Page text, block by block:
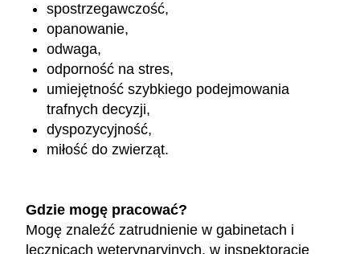
spostrzegawczość,
opanowanie,
odwaga,
odporność na stres,
umiejętność szybkiego podejmowania
trafnych decyzji,
dyspozycyjność,
miłość do zwierząt.
Gdzie mogę pracować?
Mogę znaleźć zatrudnienie w gabinetach i
lecznicach weterynaryjnych, w inspektoracie